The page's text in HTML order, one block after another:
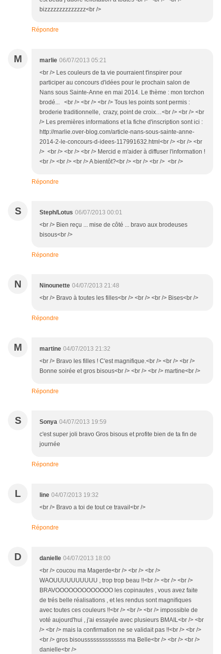
bizzzzzzzzzzzzzz<br />
Répondre
M marlie 06/07/2013 05:21
<br /> Les couleurs de ta vie pourraient t'inspirer pour
participer au concours d'idées pour le prochain salon de
Nans sous Sainte-Anne en mai 2014. Le thème : mon torchon
brodé... <br /> <br /> <br /> Tous les points sont permis :
broderie traditionnelle, crazy, point de croix…<br /> <br /> <br
/> Les premières informations et la fiche d'inscription sont ici :
http://marlie.over-blog.com/article-nans-sous-sainte-anne-
2014-2-le-concours-d-idees-117991632.html<br /> <br /> <br
/> <br /> <br /> <br /> Mercid e m'aider à diffuser l'information !
<br /> <br /> <br /> A bientôt?<br /> <br /> <br /> <br />
Répondre
S Steph/Lotus 06/07/2013 00:01
<br /> Bien reçu ... mise de côté ... bravo aux brodeuses
bisous<br />
Répondre
N Ninounette 04/07/2013 21:48
<br /> Bravo à toutes les filles<br /> <br /> <br /> Bises<br />
Répondre
M martine 04/07/2013 21:32
<br /> Bravo les filles ! C'est magnifique.<br /> <br /> <br />
Bonne soirée et gros bisous<br /> <br /> <br /> martine<br />
Répondre
S Sonya 04/07/2013 19:59
c'est super joli bravo Gros bisous et profite bien de ta fin de
journée
Répondre
L line 04/07/2013 19:32
<br /> Bravo a toi de tout ce travail<br />
Répondre
D danielle 04/07/2013 18:00
<br /> coucou ma Magerde<br /> <br /> <br />
WAOUUUUUUUUUU , trop trop beau !!<br /> <br /> <br />
BRAVOOOOOOOOOOOOO les copinautes , vous avez faite
de trés belle réalisations , et les rendus sont magnifiques
avec toutes ces couleurs !!<br /> <br /> <br /> impossible de
voté aujourd'hui , j'ai essayée avec plusieurs BMAIL<br /> <br
/> <br /> mais la confirmation ne se validait pas !!<br /> <br />
<br /> gros bisoussssssssssssss ma Belle<br /> <br /> <br />
danielle<br />